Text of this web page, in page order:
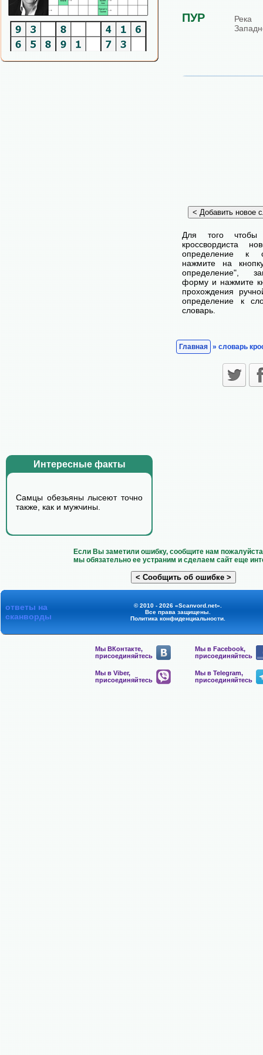
Интересные факты
Самцы обезьяны лысеют точно
также, как и мужчины.
ПУР
Река
Для того чтобы
кроссвордиста
определение к
нажмите на
определение",
форму и нажмите
прохождения
определение к
словарь.
Главная » словарь
Если Вы заметили ошибку, сообщите нам
мы обязательно ее устраним и сделаем сайт еще
ответы на
сканворды
© 2010 - 2026 «Scanvord.net».
Все права защищены.
Политика конфиденциальности.
Мы ВКонтакте,
присоединяйтесь
Мы в Facebook,
присоединяйтесь
Мы в Viber,
присоединяйтесь
Мы в Telegram,
присоединяйтесь